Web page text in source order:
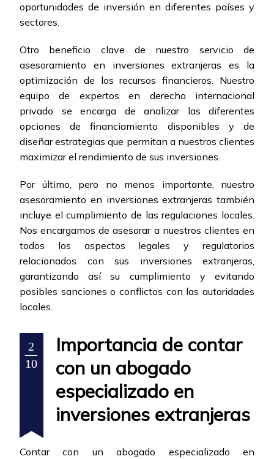
oportunidades de inversión en diferentes países y
sectores.
Otro beneficio clave de nuestro servicio de
asesoramiento en inversiones extranjeras es la
optimización de los recursos financieros. Nuestro
equipo de expertos en derecho internacional
privado se encarga de analizar las diferentes
opciones de financiamiento disponibles y de
diseñar estrategias que permitan a nuestros clientes
maximizar el rendimiento de sus inversiones.
Por último, pero no menos importante, nuestro
asesoramiento en inversiones extranjeras también
incluye el cumplimiento de las regulaciones locales.
Nos encargamos de asesorar a nuestros clientes en
todos los aspectos legales y regulatorios
relacionados con sus inversiones extranjeras,
garantizando así su cumplimiento y evitando
posibles sanciones o conflictos con las autoridades
locales.
2
10
Importancia de contar
con un abogado
especializado en
inversiones extranjeras
Contar con un abogado especializado en